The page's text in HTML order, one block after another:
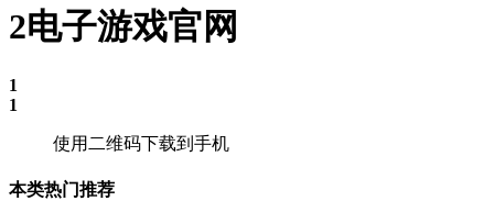
2电子游戏官网
1
1
使用二维码下载到手机
本类热门推荐